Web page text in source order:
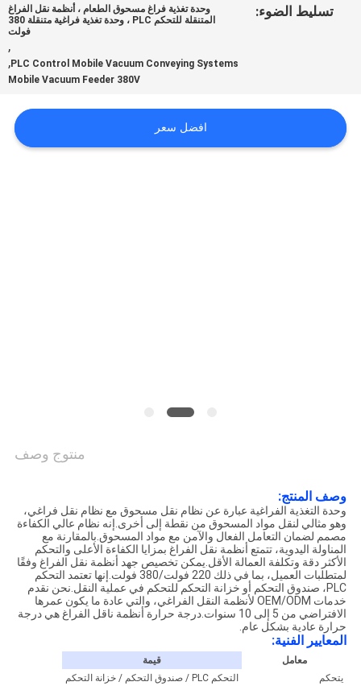
خريطة
تسليط الضوء:
وحدة تغذية فراغ مسحوق الطعام ، أنظمة نقل الفراغ
المتنقلة للتحكم PLC ، وحدة تغذية فراغية متنقلة 380
فولت
,
PLC Control Mobile Vacuum Conveying Systems
,
Mobile Vacuum Feeder 380V
افضل سعر
منتوج وصف
وصف المنتج:
وحدة التغذية الفراغية عبارة عن نظام نقل مسحوق مع نظام نقل فراغي،
وهو مثالي لنقل مواد المسحوق من نقطة إلى أخرى.إنه نظام عالي الكفاءة
مصمم لضمان التعامل الفعال والآمن مع مواد المسحوق.بالمقارنة مع
المناولة اليدوية، تتمتع أنظمة نقل الفراغ بمزايا الكفاءة الأعلى والتحكم
الأكثر دقة وتكلفة العمالة الأقل.يمكن تخصيص جهد أنظمة نقل الفراغ وفقًا
لمتطلبات العميل، بما في ذلك 220 فولت/380 فولت.إنها تعتمد التحكم
PLC، صندوق التحكم أو خزانة التحكم للتحكم في عملية النقل.نحن نقدم
خدمات OEM/ODM لأنظمة النقل الفراغي، والتي عادة ما يكون عمرها
الافتراضي من 5 إلى 10 سنوات.درجة حرارة أنظمة ناقل الفراغ هي درجة
حرارة عادية بشكل عام.
المعايير الفنية:
معامل
قيمة
يتحكم
التحكم PLC / صندوق التحكم / خزانة التحكم